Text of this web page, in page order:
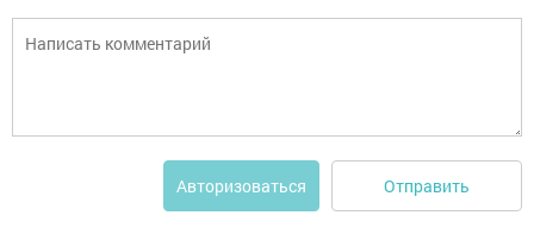
Авторизоваться Отправить